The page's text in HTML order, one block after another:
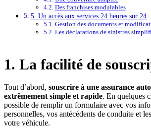
Des franchises modulables
5. Un accès aux services 24 heures sur 24
Gestion des documents et
Les déclarations de sinistres
1. La facilité de
Tout d’abord, souscrire à une assurance
extrêmement simple et rapide. En quelques
possible de remplir un formulaire avec vos
personnelles, vos antécédents de conduite et
votre véhicule.